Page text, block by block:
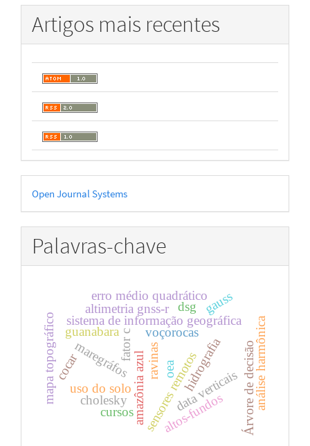
Artigos mais recentes
Desenvolvido
por
Open Journal Systems
Palavras-chave
data verticais
amazônia azul
voçorocas
ravinas
uso do solo
sistema de informação geográfica
Árvore de decisão
mapa topográfico análise harmônica
altimetria gnss-r
maregráfos sensores remotoshidrografia
altos-fundos
cocar
dsg
fator c
erro médio quadráticogauss
cholesky
oea
cursos
guanabara